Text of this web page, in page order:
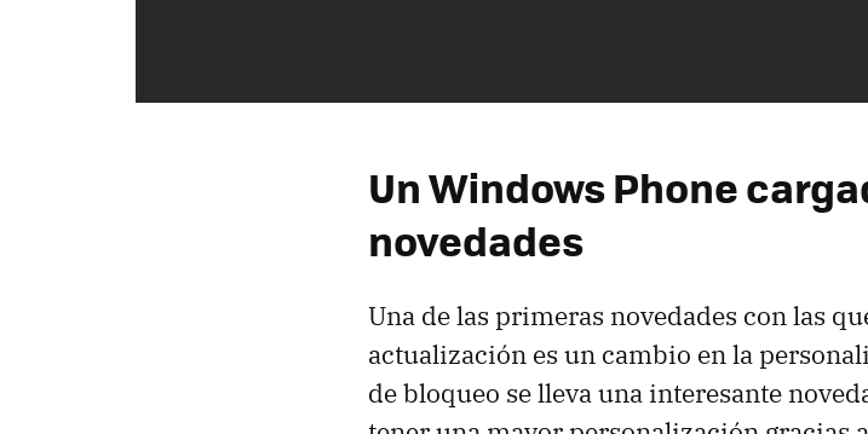
Un Windows Phone
novedades
Una de las primeras novedades con las
actualización es un cambio en la
de bloqueo se lleva una interesante